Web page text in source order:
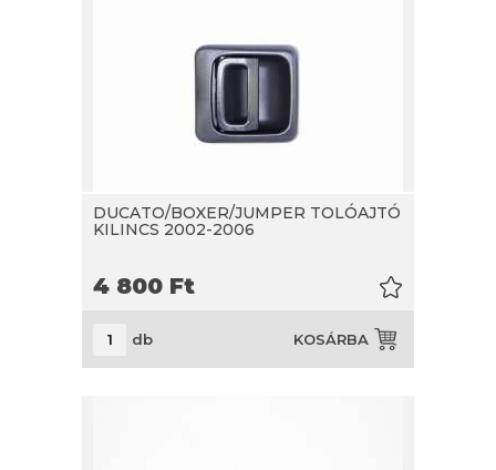
DUCATO/BOXER/JUMPER TOLÓAJTÓ
KILINCS 2002-2006
4 800 Ft
db KOSÁRBA